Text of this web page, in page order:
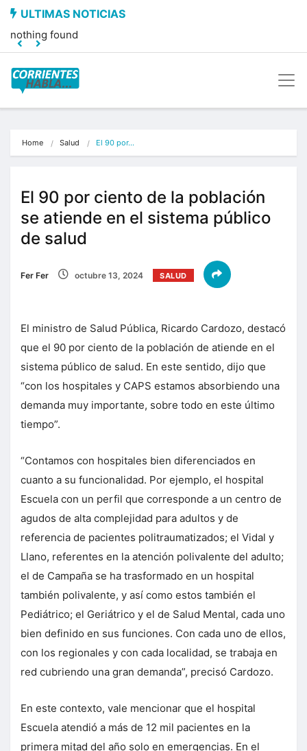
nothing found
Home Salud El 90 por…
El 90 por ciento de la población
se atiende en el sistema público
de salud
Fer Fer octubre 13, 2024 SALUD
El ministro de Salud Pública, Ricardo Cardozo, destacó
que el 90 por ciento de la población de atiende en el
sistema público de salud. En este sentido, dijo que
“con los hospitales y CAPS estamos absorbiendo una
demanda muy importante, sobre todo en este último
tiempo”.
“Contamos con hospitales bien diferenciados en
cuanto a su funcionalidad. Por ejemplo, el hospital
Escuela con un perfil que corresponde a un centro de
agudos de alta complejidad para adultos y de
referencia de pacientes politraumatizados; el Vidal y
Llano, referentes en la atención polivalente del adulto;
el de Campaña se ha trasformado en un hospital
también polivalente, y así como estos también el
Pediátrico; el Geriátrico y el de Salud Mental, cada uno
bien definido en sus funciones. Con cada uno de ellos,
con los regionales y con cada localidad, se trabaja en
red cubriendo una gran demanda”, precisó Cardozo.
En este contexto, vale mencionar que el hospital
Escuela atendió a más de 12 mil pacientes en la
primera mitad del año solo en emergencias. En el